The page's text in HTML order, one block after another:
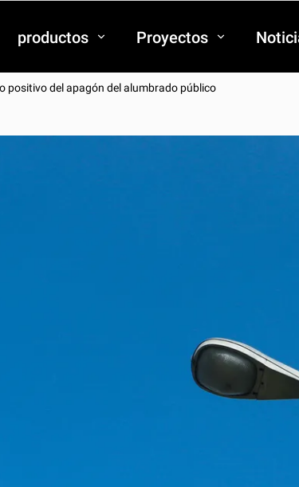
productos Proyectos
positivo del apagón del alumbrado público